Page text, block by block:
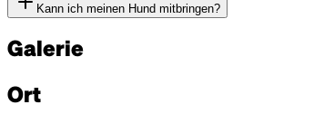
Kann ich meinen Hund mitbringen?
Galerie
Ort